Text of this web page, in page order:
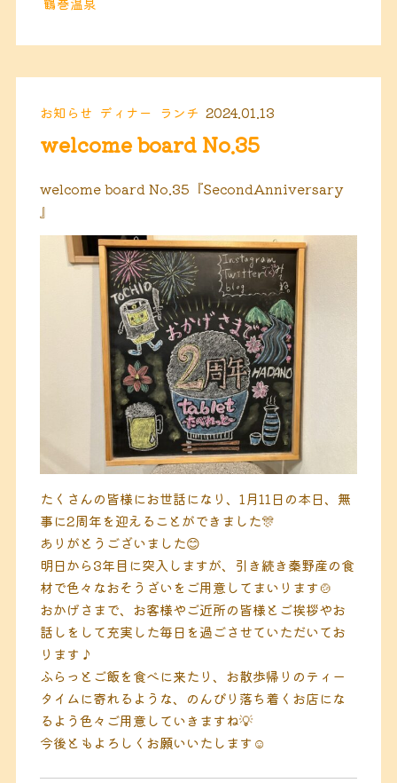
お知らせ ディナー ランチ 2024.01.13
welcome board No.35
welcome board No.35『SecondAnniversary
』
たくさんの皆様にお世話になり、1月11日の本日、無
事に2周年を迎えることができました🎊
ありがとうございました😊
明日から3年目に突入しますが、引き続き秦野産の食
材で色々なおそうざいをご用意してまいります🍲
おかげさまで、お客様やご近所の皆様とご挨拶やお
話しをして充実した毎日を過ごさせていただいてお
ります♪
ふらっとご飯を食べに来たり、お散歩帰りのティー
タイムに寄れるような、のんびり落ち着くお店にな
るよう色々ご用意していきますね💡
今後ともよろしくお願いいたします☺️